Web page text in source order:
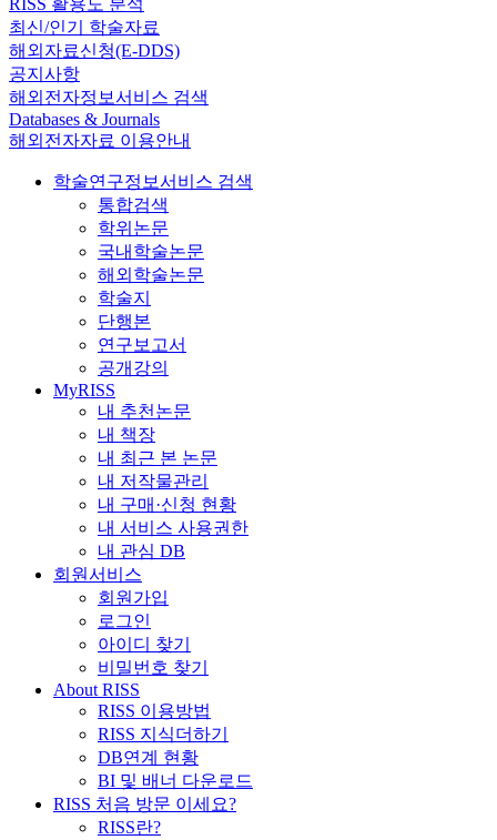
RISS 활용도 분석
최신/인기 학술자료
해외자료신청(E-DDS)
공지사항
해외전자정보서비스 검색
Databases & Journals
해외전자자료 이용안내
학술연구정보서비스 검색
통합검색
학위논문
국내학술논문
해외학술논문
학술지
단행본
연구보고서
공개강의
MyRISS
내 추천논문
내 책장
내 최근 본 논문
내 저작물관리
내 구매·신청 현황
내 서비스 사용권한
내 관심 DB
회원서비스
회원가입
로그인
아이디 찾기
비밀번호 찾기
About RISS
RISS 이용방법
RISS 지식더하기
DB연계 현황
BI 및 배너 다운로드
RISS 처음 방문 이세요?
RISS란?